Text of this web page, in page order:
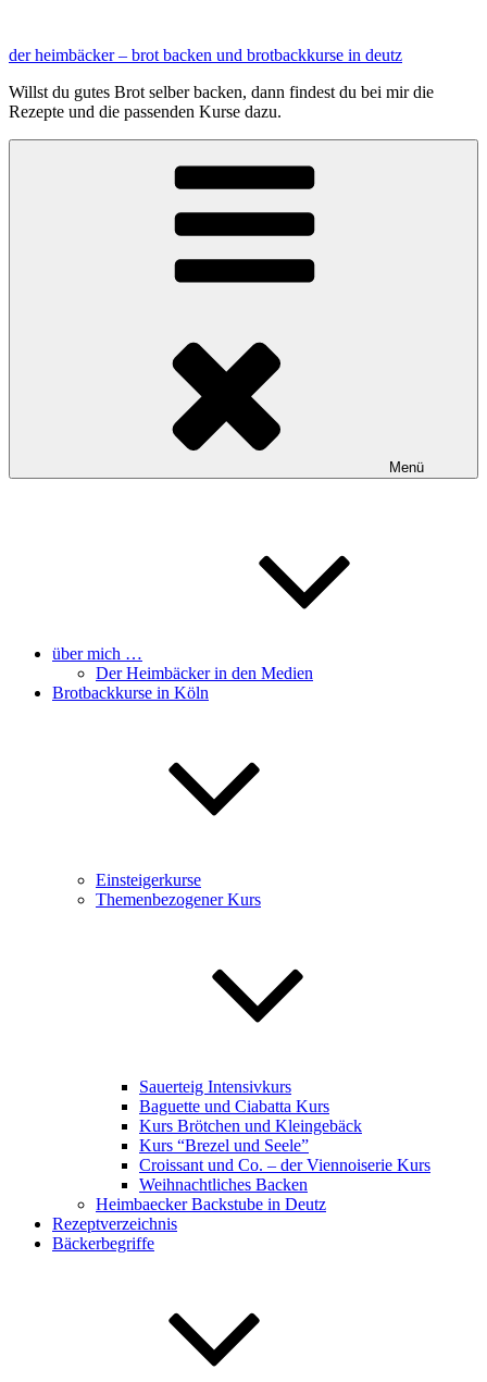
springen
der heimbäcker – brot backen und brotbackkurse in deutz
Willst du gutes Brot selber backen, dann findest du bei mir die
Rezepte und die passenden Kurse dazu.
Menü
über mich …
Der Heimbäcker in den Medien
Brotbackkurse in Köln
Einsteigerkurse
Themenbezogener Kurs
Sauerteig Intensivkurs
Baguette und Ciabatta Kurs
Kurs Brötchen und Kleingebäck
Kurs “Brezel und Seele”
Croissant und Co. – der Viennoiserie Kurs
Weihnachtliches Backen
Heimbaecker Backstube in Deutz
Rezeptverzeichnis
Bäckerbegriffe